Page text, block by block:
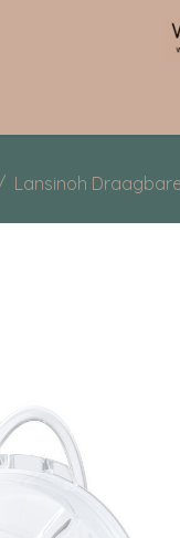
Lansinoh